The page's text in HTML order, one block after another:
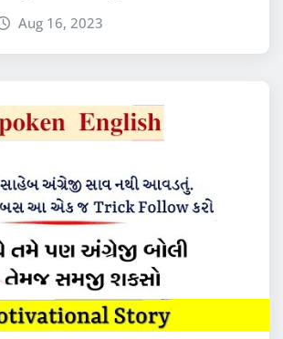
Aug 16, 2023